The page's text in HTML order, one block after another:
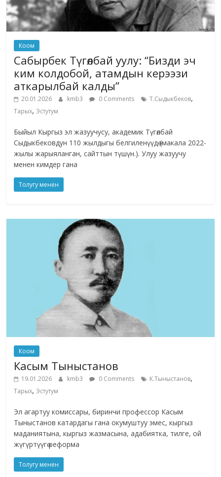
Коом
Сабырбек Түгөлбай уулу: “Бизди эч
ким колдобой, атамдын керээзи
аткарылбай калды”
20.01.2026 kmb3 0 Comments Т.Сыдыкбеков,
Тарых,Эстутум
Быйыл Кыргыз эл жазуучусу, академик Түгөлбай
Сыдыкбековдун 110 жылдыгы белгиленүүдө (макала 2022-
жылы жарыяланган, сайттын түшүн.). Улуу жазуучу
менен кимдер гана
Толугу менен
Коом
Касым Тыныстанов
19.01.2026 kmb3 0 Comments К.Тыныстанов,
Тарых,Эстутум
Эл агартуу комиссары, биринчи профессор Касым
Тыныстанов катардагы гана окумуштуу эмес, кыргыз
маданиятына, кыргыз жазмасына, адабиятка, тилге, ой
жүгүртүүгө реформа
Толугу менен